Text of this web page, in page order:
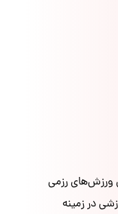
ورزش‌های رزمی
در زمینه